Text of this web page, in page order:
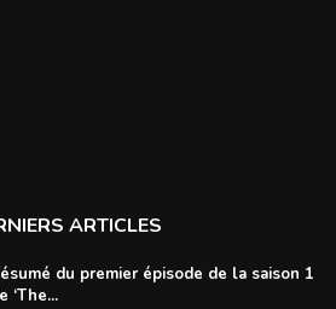
ARTICLES
du premier épisode de la saison 1
‘The...